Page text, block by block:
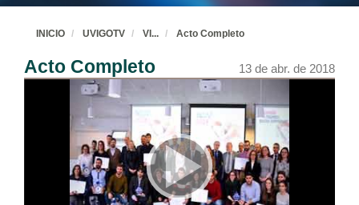
INICIO UVIGOTV VI ... Acto Completo
Acto Completo 13 de abr. de 2018
Benvida e presentación do acto
13 de abr. de 2018